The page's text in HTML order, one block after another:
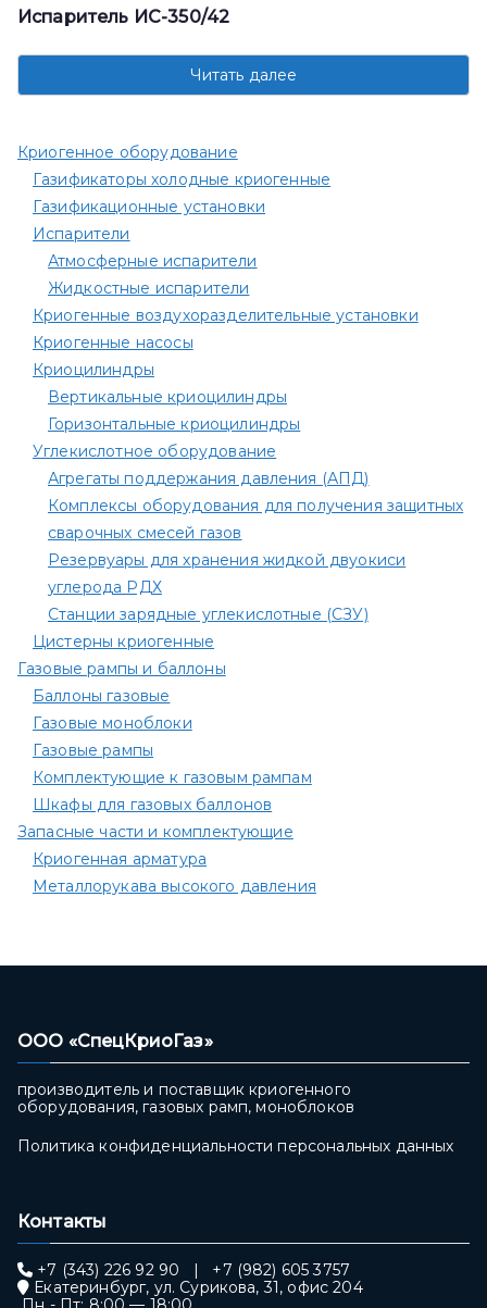
Испаритель ИС-350/42
Читать далее
Криогенное оборудование
Газификаторы холодные криогенные
Газификационные установки
Испарители
Атмосферные испарители
Жидкостные испарители
Криогенные воздухоразделительные установки
Криогенные насосы
Криоцилиндры
Вертикальные криоцилиндры
Горизонтальные криоцилиндры
Углекислотное оборудование
Агрегаты поддержания давления (АПД)
Комплексы оборудования для получения защитных
сварочных смесей газов
Резервуары для хранения жидкой двуокиси
углерода РДХ
Станции зарядные углекислотные (СЗУ)
Цистерны криогенные
Газовые рампы и баллоны
Баллоны газовые
Газовые моноблоки
Газовые рампы
Комплектующие к газовым рампам​
Шкафы для газовых баллонов
Запасные части и комплектующие
Криогенная арматура
Металлорукава высокого давления
ООО «СпецКриоГаз»
производитель и поставщик криогенного
оборудования, газовых рамп, моноблоков
Политика конфиденциальности персональных данных
Контакты
+7 (343) 226 92 90 | +7 (982) 605 3757
Екатеринбург, ул. Сурикова, 31, офис 204